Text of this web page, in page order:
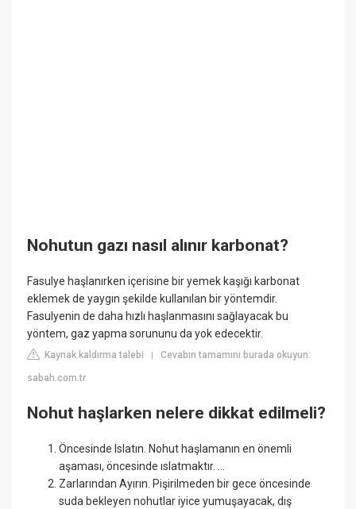
Nohutun gazı nasıl alınır karbonat?
Fasulye haşlanırken içerisine bir yemek kaşığı karbonat
eklemek de yaygın şekilde kullanılan bir yöntemdir.
Fasulyenin de daha hızlı haşlanmasını sağlayacak bu
yöntem, gaz yapma sorununu da yok edecektir.
Kaynak kaldırma talebi |Cevabın tamamını burada okuyun:
sabah.com.tr
Nohut haşlarken nelere dikkat edilmeli?
Öncesinde Islatın. Nohut haşlamanın en önemli
aşaması, öncesinde ıslatmaktır. ...
Zarlarından Ayırın. Pişirilmeden bir gece öncesinde
suda bekleyen nohutlar iyice yumuşayacak, dış